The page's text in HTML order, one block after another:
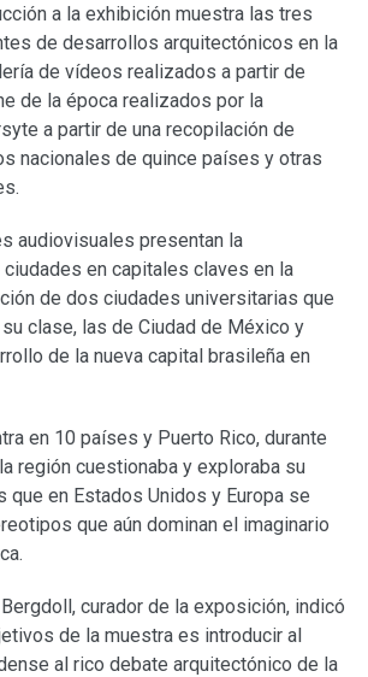
a la exhibición muestra las tres
de desarrollos arquitectónicos en la
de vídeos realizados a partir de
de la época realizados por la
a partir de una recopilación de
nacionales de quince países y otras
audiovisuales presentan la
en capitales claves en la
de dos ciudades universitarias que
clase, las de Ciudad de México y
de la nueva capital brasileña en
en 10 países y Puerto Rico, durante
región cuestionaba y exploraba su
que en Estados Unidos y Europa se
que aún dominan el imaginario
curador de la exposición, indicó
de la muestra es introducir al
al rico debate arquitectónico de la